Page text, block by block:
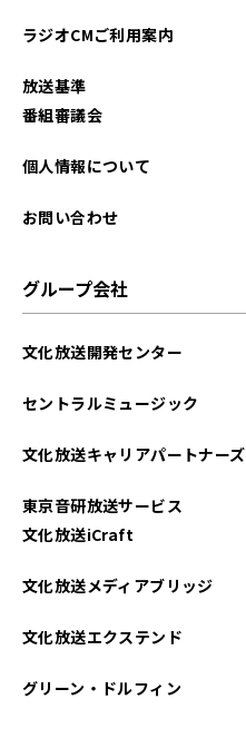
2025年08月
2025年05月
2024年12月
2024年11月
2024年10月
ラジオCMご利用案内
放送基準
番組審議会
個人情報について
お問い合わせ
グループ会社
文化放送開発センター
セントラルミュージック
文化放送キャリアパートナーズ
東京音研放送サービス
文化放送iCraft
文化放送メディアブリッジ
文化放送エクステンド
グリーン・ドルフィン